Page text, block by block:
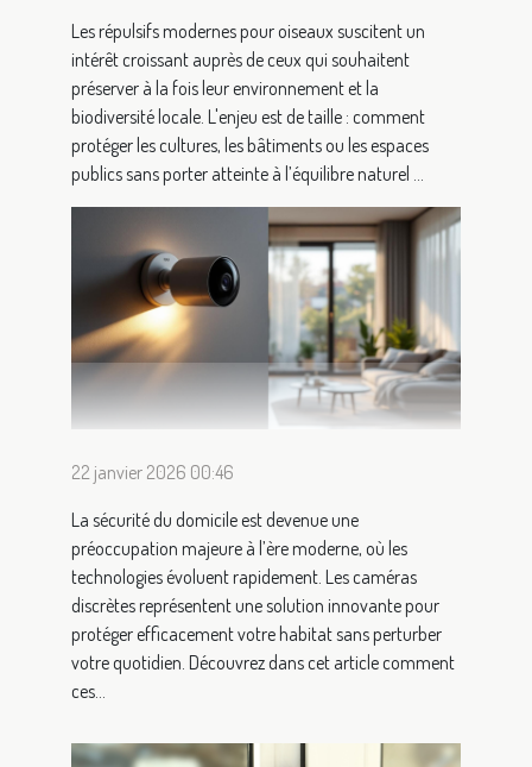
Les répulsifs modernes pour oiseaux suscitent un
intérêt croissant auprès de ceux qui souhaitent
préserver à la fois leur environnement et la
biodiversité locale. L'enjeu est de taille : comment
protéger les cultures, les bâtiments ou les espaces
publics sans porter atteinte à l’équilibre naturel ...
22 janvier 2026 00:46
La sécurité du domicile est devenue une
préoccupation majeure à l’ère moderne, où les
technologies évoluent rapidement. Les caméras
discrètes représentent une solution innovante pour
protéger efficacement votre habitat sans perturber
votre quotidien. Découvrez dans cet article comment
ces...